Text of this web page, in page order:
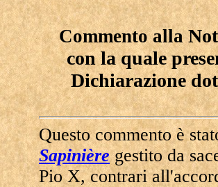
Commento alla
con la quale
Dichiarazione
Questo commento è
Sapinièregestito da
Pio X,contrari